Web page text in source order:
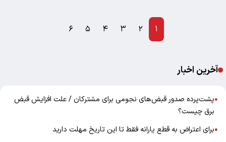
۱ ۲ ۳ ۴ ۵ ۶
آخرین اخبار
●پشت‌پرده صدور قبض‌های نجومی برای مشترکان / علت افزایش قبض
برق چیست؟
●برای اعتراض به قطع یارانه فقط تا این تاریخ مهلت دارید